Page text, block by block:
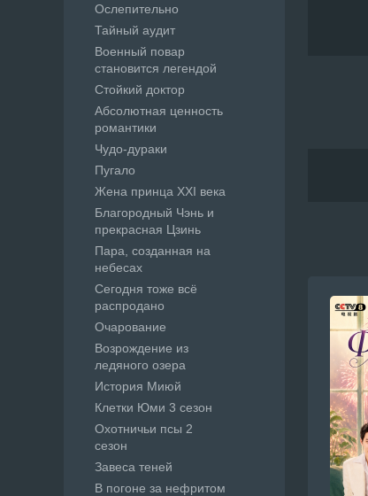
Ослепительно
Тайный аудит
Военный повар
становится легендой
Стойкий доктор
Абсолютная ценность
романтики
Чудо-дураки
Пугало
Жена принца XXI века
Благородный Чэнь и
прекрасная Цзинь
Пара, созданная на
небесах
Сегодня тоже всё
распродано
Очарование
Возрождение из
ледяного озера
История Миюй
Клетки Юми 3 сезон
Охотничьи псы 2
сезон
Завеса теней
В погоне за нефритом